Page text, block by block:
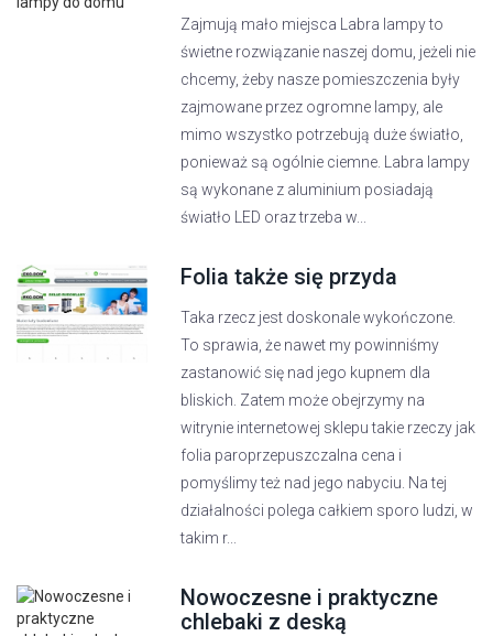
Zajmują mało miejsca Labra lampy to
świetne rozwiązanie naszej domu, jeżeli nie
chcemy, żeby nasze pomieszczenia były
zajmowane przez ogromne lampy, ale
mimo wszystko potrzebują duże światło,
ponieważ są ogólnie ciemne. Labra lampy
są wykonane z aluminium posiadają
światło LED oraz trzeba w...
Folia także się przyda
Taka rzecz jest doskonale wykończone.
To sprawia, że nawet my powinniśmy
zastanowić się nad jego kupnem dla
bliskich. Zatem może obejrzymy na
witrynie internetowej sklepu takie rzeczy jak
folia paroprzepuszczalna cena i
pomyślimy też nad jego nabyciu. Na tej
działalności polega całkiem sporo ludzi, w
takim r...
Nowoczesne i praktyczne
chlebaki z deską